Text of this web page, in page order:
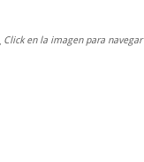
Click en la imagen para navegar